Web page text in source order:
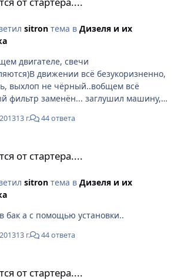
заводится без проблем. Завтра с
sitronтема в Дизеля и их
двигателе, свечи
движении всё безукоризненно,
выхлоп не чёрный..вобщем всё
заменён... заглушил машину,
не заводится.Пшик эфира и
13 г. 44 ответа
от стартера....
sitronтема в Дизеля и их
бак а с помощью установки..
13 г. 44 ответа
от стартера....